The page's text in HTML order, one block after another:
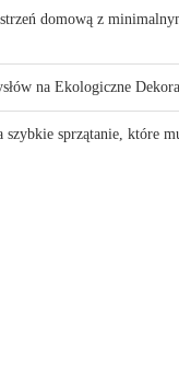
domową z
na Ekologiczne
sprzątanie, które